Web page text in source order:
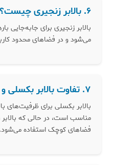
۶. بالابر زنجیری چیست؟
بالابر زنجیری برای جابه‌جایی
می‌شود و در فضاهای محدود
۷. تفاوت بالابر بکسلی و زنجیری چیست؟
بالابر بکسلی برای
مناسب است، در حالی که
فضاهای کوچک استفاده می‌شود.